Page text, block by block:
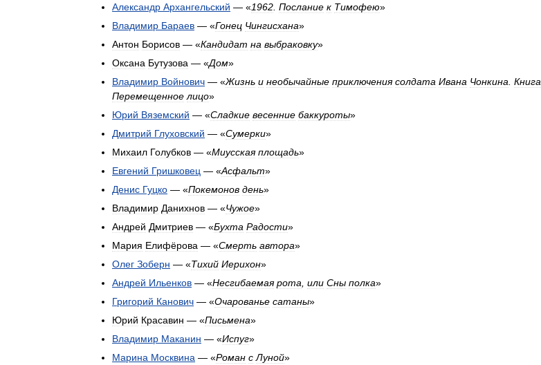
Александр Архангельский — «1962 Послание к Тимофею»
Владимир Бараев — «Гонец Чингисхана»
Антон Борисов — «Кандидат на выбраковку»
Оксана Бутузова — «Дом»
Владимир Войнович — «Жизнь и необычайные приключения солдата Ивана Чонкина Книга
Перемещенное лицо»
Юрий Вяземский — «Сладкие весенние баккуроты»
Дмитрий Глуховский — «Сумерки»
Михаил Голубков — «Миусская площадь»
Евгений Гришковец — «Асфальт»
Денис Гуцко — «Покемонов день»
Владимир Данихнов — «Чужое»
Андрей Дмитриев — «Бухта Радости»
Мария Елифёрова — «Смерть автора»
Олег Зоберн — «Тихий Иерихон»
Андрей Ильенков — «Несгибаемая рота или Сны полка»
Григорий Канович — «Очарованье сатаны»
Юрий Красавин — «Письмена»
Владимир Маканин — «Испуг»
Марина Москвина — «Роман с Луной»